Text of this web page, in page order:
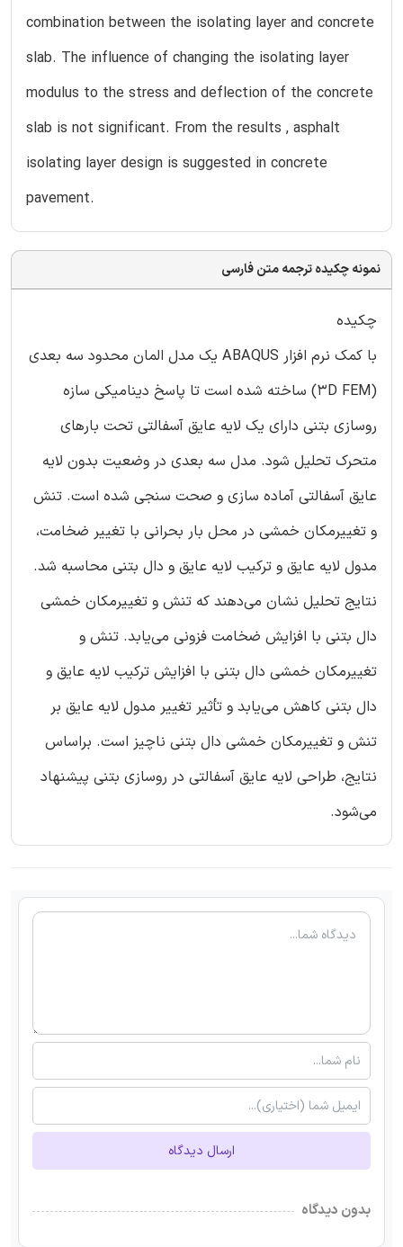
combination between the isolating layer and concrete
slab. The influence of changing the isolating layer
modulus to the stress and deflection of the concrete
slab is not significant. From the results , asphalt
isolating layer design is suggested in concrete
pavement.
نمونه چکیده ترجمه متن فارسی
چکیده
با کمک نرم افزار ABAQUS یک مدل المان محدود سه بعدی
(3D FEM) ساخته شده است تا پاسخ دینامیکی سازه
روسازی بتنی دارای یک لایه عایق آسفالتی تحت بارهای
متحرک تحلیل شود. مدل سه بعدی در وضعیت بدون لایه
عایق آسفالتی آماده سازی و صحت سنجی شده است. تنش
و تغییرمکان خمشی در محل بار بحرانی با تغییر ضخامت،
مدول لایه عایق و ترکیب لایه عایق و دال بتنی محاسبه شد.
نتایج تحلیل نشان می‌دهند که تنش و تغییرمکان خمشی
دال بتنی با افزایش ضخامت فزونی می‌یابد. تنش و
تغییرمکان خمشی دال بتنی با افزایش ترکیب لایه عایق و
دال بتنی کاهش می‌یابد و تأثیر تغییر مدول لایه عایق بر
تنش و تغییرمکان خمشی دال بتنی ناچیز است. براساس
نتایج، طراحی لایه عایق آسفالتی در روسازی بتنی پیشنهاد
می‌شود.
ارسال دیدگاه
بدون دیدگاه